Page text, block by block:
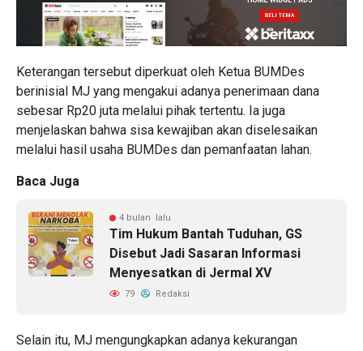
Keterangan tersebut diperkuat oleh Ketua BUMDes
berinisial MJ yang mengakui adanya penerimaan dana
sebesar Rp20 juta melalui pihak tertentu. Ia juga
menjelaskan bahwa sisa kewajiban akan diselesaikan
melalui hasil usaha BUMDes dan pemanfaatan lahan.
Baca Juga
4 bulan lalu
Tim Hukum Bantah Tuduhan, GS
Disebut Jadi Sasaran Informasi
Menyesatkan di Jermal XV
79 Redaksi
Selain itu, MJ mengungkapkan adanya kekurangan